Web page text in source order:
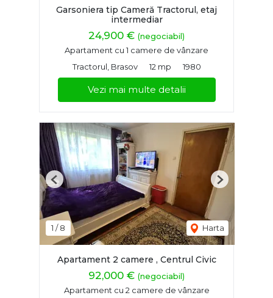
Garsoniera tip Cameră Tractorul, etaj
intermediar
24,900 € (negociabil)
Apartament cu 1 camere de vânzare
Tractorul, Brasov
12 mp 1980
Vezi mai multe detalii
1 /8 Harta
Previous Next
Apartament 2 camere , Centrul Civic
92,000 € (negociabil)
Apartament cu 2 camere de vânzare